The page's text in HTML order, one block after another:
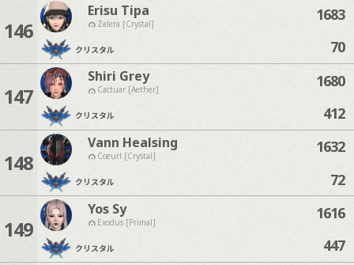
146
Erisu Tipa
Zalera [Crystal]
クリスタル
1683
70
147
Shiri Grey
Cactuar [Aether]
クリスタル
1680
412
148
Vann Healsing
Coeurl [Crystal]
クリスタル
1632
72
149
Yos Sy
Exodus [Primal]
クリスタル
1616
447